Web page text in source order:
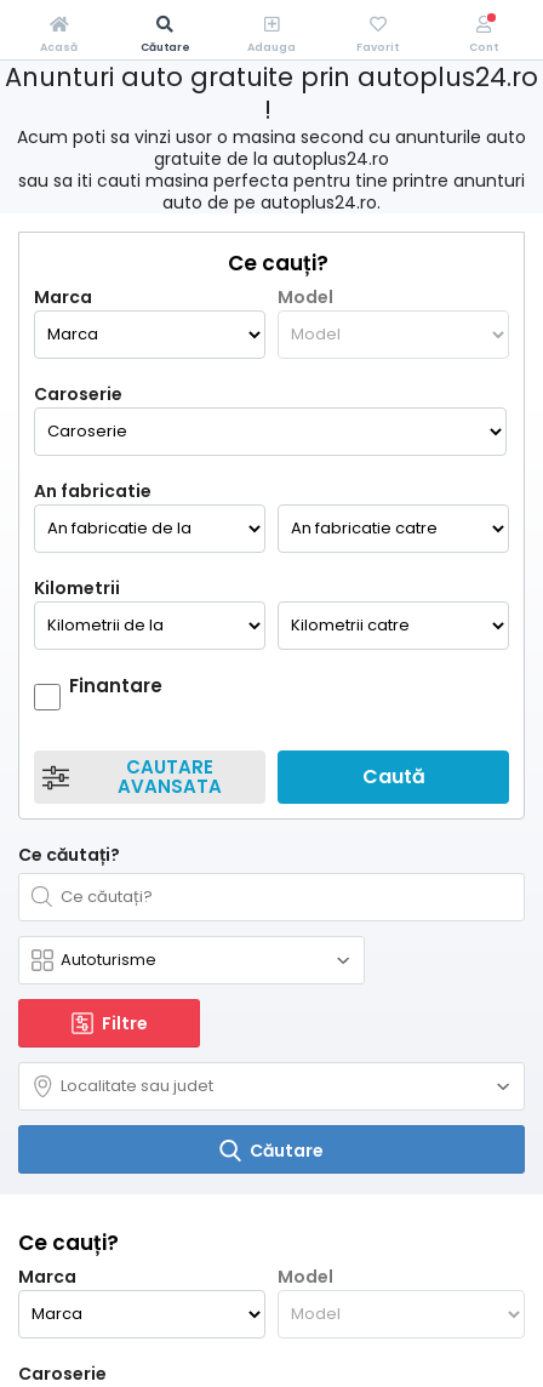
Anunturi auto gratuite prin autoplus24.ro
!
Acum poti sa vinzi usor o masina second cu anunturile auto
gratuite de la autoplus24.ro
sau sa iti cauti masina perfecta pentru tine printre anunturi
auto de pe autoplus24.ro.
Ce cauți?
Marca Model
Caroserie
An fabricatie
Kilometrii
Finantare
CAUTARE
AVANSATA Caută
Ce căutați?
Filtre
Căutare
Ce cauți?
Marca Model
Caroserie
Acasă Căutare Adauga Favorit Cont